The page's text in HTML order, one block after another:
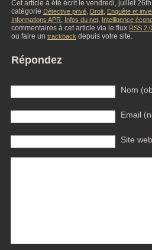
Cet article à été écrit le vendredi, juillet
catégorie Détective privé, Droit, Enquête et
Informations APR, Infos du net, Intelligence
commentaires à cet article via le flux RSS 2.0
ou faire un trackback depuis votre site.
Répondez
Nom
Email
Site web